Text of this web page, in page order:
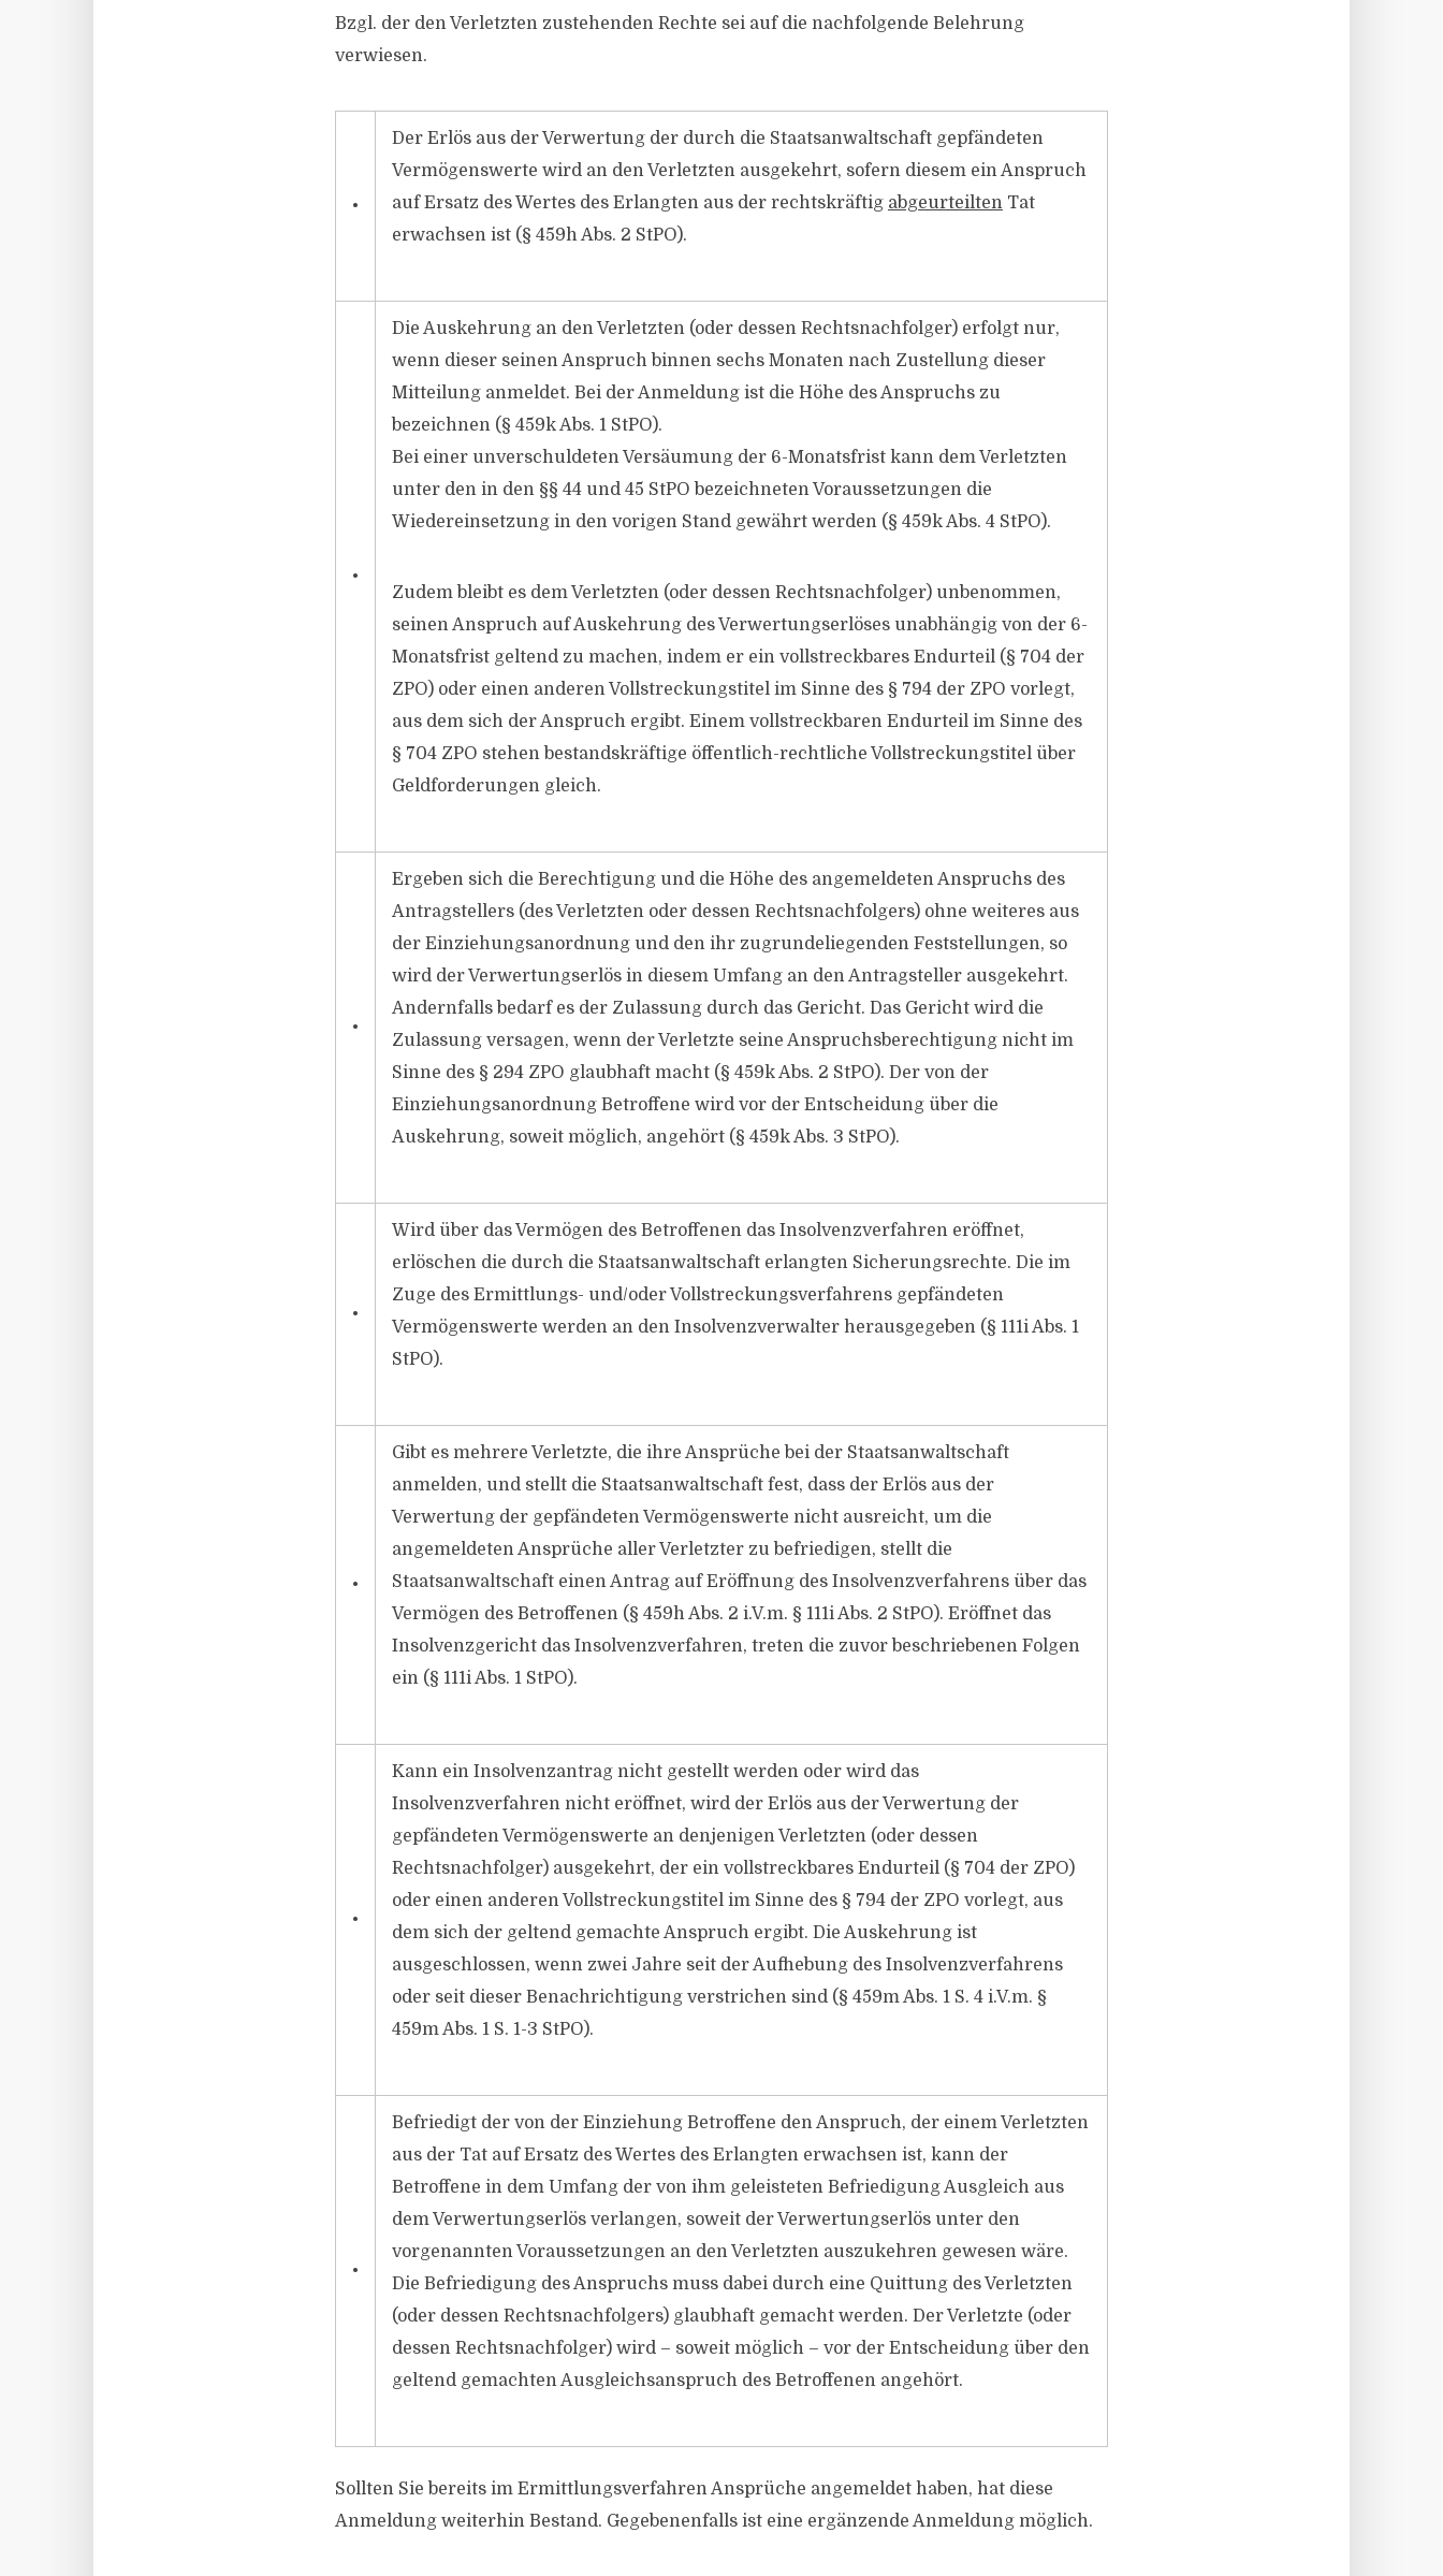
Bzgl. der den Verletzten zustehenden Rechte sei auf die nachfolgende Belehrung
verwiesen.
•
Der Erlös aus der Verwertung der durch die Staatsanwaltschaft gepfändeten
Vermögenswerte wird an den Verletzten ausgekehrt, sofern diesem ein Anspruch
auf Ersatz des Wertes des Erlangten aus der rechtskräftig abgeurteilten Tat
erwachsen ist (§ 459h Abs. 2 StPO).
•
Die Auskehrung an den Verletzten (oder dessen Rechtsnachfolger) erfolgt nur,
wenn dieser seinen Anspruch binnen sechs Monaten nach Zustellung dieser
Mitteilung anmeldet. Bei der Anmeldung ist die Höhe des Anspruchs zu
bezeichnen (§ 459k Abs. 1 StPO).
Bei einer unverschuldeten Versäumung der 6-Monatsfrist kann dem Verletzten
unter den in den §§ 44 und 45 StPO bezeichneten Voraussetzungen die
Wiedereinsetzung in den vorigen Stand gewährt werden (§ 459k Abs. 4 StPO).
Zudem bleibt es dem Verletzten (oder dessen Rechtsnachfolger) unbenommen,
seinen Anspruch auf Auskehrung des Verwertungserlöses unabhängig von der 6-
Monatsfrist geltend zu machen, indem er ein vollstreckbares Endurteil (§ 704 der
ZPO) oder einen anderen Vollstreckungstitel im Sinne des § 794 der ZPO vorlegt,
aus dem sich der Anspruch ergibt. Einem vollstreckbaren Endurteil im Sinne des
§ 704 ZPO stehen bestandskräftige öffentlich-rechtliche Vollstreckungstitel über
Geldforderungen gleich.
•
Ergeben sich die Berechtigung und die Höhe des angemeldeten Anspruchs des
Antragstellers (des Verletzten oder dessen Rechtsnachfolgers) ohne weiteres aus
der Einziehungsanordnung und den ihr zugrundeliegenden Feststellungen, so
wird der Verwertungserlös in diesem Umfang an den Antragsteller ausgekehrt.
Andernfalls bedarf es der Zulassung durch das Gericht. Das Gericht wird die
Zulassung versagen, wenn der Verletzte seine Anspruchsberechtigung nicht im
Sinne des § 294 ZPO glaubhaft macht (§ 459k Abs. 2 StPO). Der von der
Einziehungsanordnung Betroffene wird vor der Entscheidung über die
Auskehrung, soweit möglich, angehört (§ 459k Abs. 3 StPO).
•
Wird über das Vermögen des Betroffenen das Insolvenzverfahren eröffnet,
erlöschen die durch die Staatsanwaltschaft erlangten Sicherungsrechte. Die im
Zuge des Ermittlungs- und/oder Vollstreckungsverfahrens gepfändeten
Vermögenswerte werden an den Insolvenzverwalter herausgegeben (§ 111i Abs. 1
StPO).
•
Gibt es mehrere Verletzte, die ihre Ansprüche bei der Staatsanwaltschaft
anmelden, und stellt die Staatsanwaltschaft fest, dass der Erlös aus der
Verwertung der gepfändeten Vermögenswerte nicht ausreicht, um die
angemeldeten Ansprüche aller Verletzter zu befriedigen, stellt die
Staatsanwaltschaft einen Antrag auf Eröffnung des Insolvenzverfahrens über das
Vermögen des Betroffenen (§ 459h Abs. 2 i.V.m. § 111i Abs. 2 StPO). Eröffnet das
Insolvenzgericht das Insolvenzverfahren, treten die zuvor beschriebenen Folgen
ein (§ 111i Abs. 1 StPO).
•
Kann ein Insolvenzantrag nicht gestellt werden oder wird das
Insolvenzverfahren nicht eröffnet, wird der Erlös aus der Verwertung der
gepfändeten Vermögenswerte an denjenigen Verletzten (oder dessen
Rechtsnachfolger) ausgekehrt, der ein vollstreckbares Endurteil (§ 704 der ZPO)
oder einen anderen Vollstreckungstitel im Sinne des § 794 der ZPO vorlegt, aus
dem sich der geltend gemachte Anspruch ergibt. Die Auskehrung ist
ausgeschlossen, wenn zwei Jahre seit der Aufhebung des Insolvenzverfahrens
oder seit dieser Benachrichtigung verstrichen sind (§ 459m Abs. 1 S. 4 i.V.m. §
459m Abs. 1 S. 1-3 StPO).
•
Befriedigt der von der Einziehung Betroffene den Anspruch, der einem Verletzten
aus der Tat auf Ersatz des Wertes des Erlangten erwachsen ist, kann der
Betroffene in dem Umfang der von ihm geleisteten Befriedigung Ausgleich aus
dem Verwertungserlös verlangen, soweit der Verwertungserlös unter den
vorgenannten Voraussetzungen an den Verletzten auszukehren gewesen wäre.
Die Befriedigung des Anspruchs muss dabei durch eine Quittung des Verletzten
(oder dessen Rechtsnachfolgers) glaubhaft gemacht werden. Der Verletzte (oder
dessen Rechtsnachfolger) wird – soweit möglich – vor der Entscheidung über den
geltend gemachten Ausgleichsanspruch des Betroffenen angehört.
Sollten Sie bereits im Ermittlungsverfahren Ansprüche angemeldet haben, hat diese
Anmeldung weiterhin Bestand. Gegebenenfalls ist eine ergänzende Anmeldung möglich.